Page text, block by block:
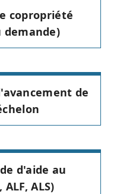
copropriété
de
d'aide au
ALS)